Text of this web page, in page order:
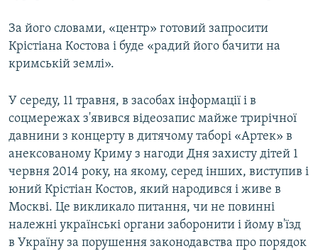
За його словами, «центр» готовий запросити
Крістіана Костова і буде «радий його бачити на
кримській землі».
У середу, 11 травня, в засобах інформації і в
соцмережах з'явився відеозапис майже трирічної
давнини з концерту в дитячому таборі «Артек» в
анексованому Криму з нагоди Дня захисту дітей 1
червня 2014 року, на якому, серед інших, виступив і
юний Крістіан Костов, який народився і живе в
Москві. Це викликало питання, чи не повинні
належні українські органи заборонити і йому в'їзд
в Україну за порушення законодавства про порядок